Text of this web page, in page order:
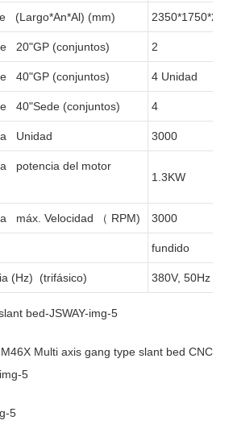
(Largo*An*Al) (mm)
20"GP (conjuntos) 2
40"GP (conjuntos) 4 Unidad
40"Sede (conjuntos) 4
Unidad 3000
potencia del motor
1.3KW
máx. Velocidad （ RPM) 3000
fundido
(Hz) (trifásico) 380V, 50Hz